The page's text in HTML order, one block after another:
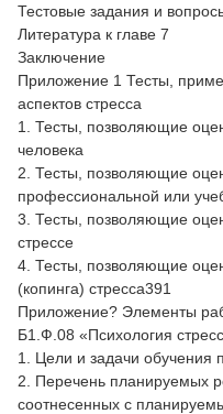
Тестовые задания и
Литература к главе 7
Заключение
Приложение 1 Тесты,
аспектов стресса
1. Тесты, позволяющие
человека
2. Тесты, позволяющие
профессиональной или
3. Тесты, позволяющие
стрессе
4. Тесты, позволяющие
(копинга) стресса391
Приложение? Элементы
Б1.Ф.08 «Психология
1. Цели и задачи обучения
2. Перечень планируемых
соотнесенных с